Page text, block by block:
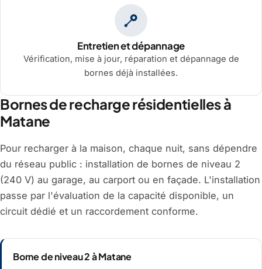
Entretien et dépannage
Vérification, mise à jour, réparation et dépannage de
bornes déjà installées.
Bornes de recharge résidentielles à
Matane
Pour recharger à la maison, chaque nuit, sans dépendre
du réseau public : installation de bornes de niveau 2
(240 V) au garage, au carport ou en façade. L'installation
passe par l'évaluation de la capacité disponible, un
circuit dédié et un raccordement conforme.
Borne de niveau 2 à Matane